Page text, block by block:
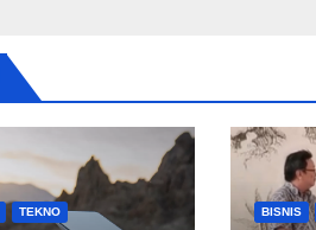
TEKNO BISNIS